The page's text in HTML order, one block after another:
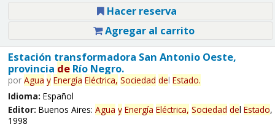
Hacer reserva
Agregar al carrito
Estación transformadora San Antonio Oeste,
provincia deRío Negro.
por Agua y Energía Eléctrica, Sociedad del Estado.
Idioma: Español
Editor: Buenos Aires: Agua y Energía Eléctrica, Sociedad del Estado,
1998